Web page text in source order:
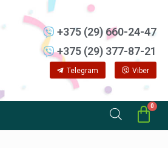
+375 (29) 660-24-47
+375 (29) 377-87-21
Telegram Viber